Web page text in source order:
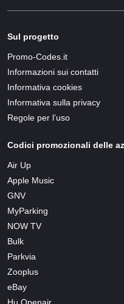
Sul progetto
Promo-Codes.it
Informazioni sui contatti
Informativa cookies
Informativa sulla privacy
Regole per l’uso
Codici promozionali delle
Air Up
Apple Music
GNV
MyParking
NOW TV
Bulk
Parkvia
Zooplus
eBay